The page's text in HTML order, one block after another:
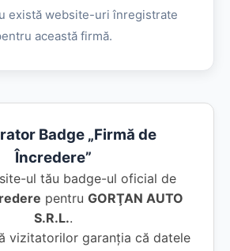
există website-uri înregistrate
această firmă.
Badge „Firmă de
Încredere”
ul tău badge-ul oficial de
pentru GORŢAN AUTO
S.R.L..
vizitatorilor garanția că datele